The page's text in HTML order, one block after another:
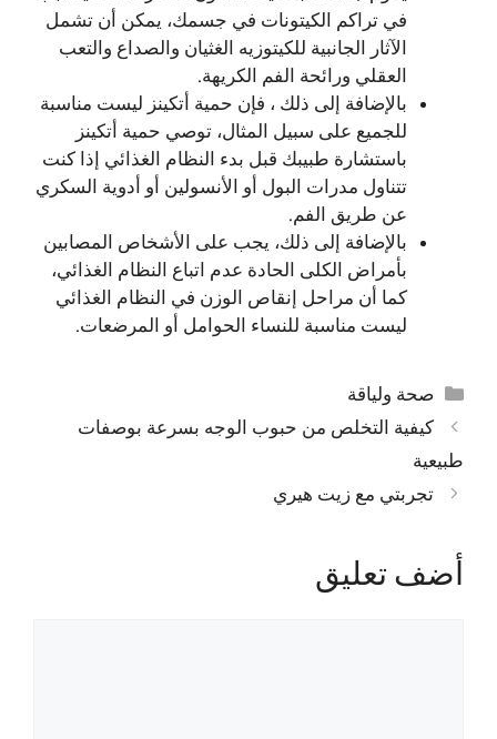
في تراكم الكيتونات في جسمك، يمكن أن تشمل
الآثار الجانبية للكيتوزيه الغثيان والصداع والتعب
العقلي ورائحة الفم الكريهة.
بالإضافة إلى ذلك ، فإن حمية أتكينز ليست مناسبة
للجميع على سبيل المثال، توصي حمية أتكينز
باستشارة طبيبك قبل بدء النظام الغذائي إذا كنت
تتناول مدرات البول أو الأنسولين أو أدوية السكري
عن طريق الفم.
بالإضافة إلى ذلك، يجب على الأشخاص المصابين
بأمراض الكلى الحادة عدم اتباع النظام الغذائي،
كما أن مراحل إنقاص الوزن في النظام الغذائي
ليست مناسبة للنساء الحوامل أو المرضعات.
التصنيفات
صحة ولياقة
كيفية التخلص من حبوب الوجه بسرعة بوصفات
طبيعية
تجربتي مع زيت هيري
أضف تعليق